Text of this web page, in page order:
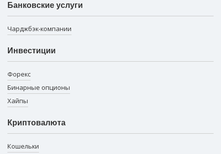
Банковские услуги
Чарджбэк-компании
Инвестиции
Форекс
Бинарные опционы
Хайпы
Криптовалюта
Кошельки